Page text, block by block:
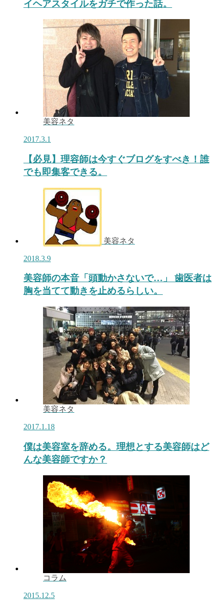
イヘアスタイルをガチで作った話。
美容ネタ
2017.3.1
【必見】理容師は今すぐブログをすべき！誰
でも即集客できる。
美容ネタ
2018.3.9
美容師の本音「頭動かさないで…」 歯医者は
胸を当てて動きを止めるらしい。
美容ネタ
2017.1.18
僕は美容室を辞める。理想とする美容師はど
んな美容師ですか？
コラム
2015.12.5